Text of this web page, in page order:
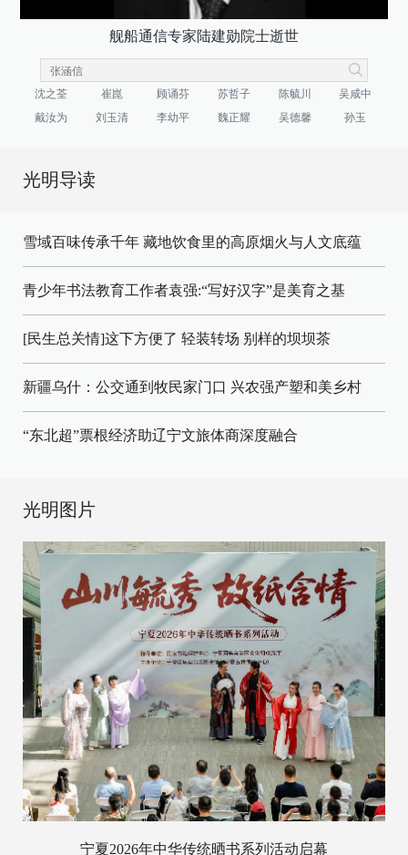
舰船通信专家陆建勋院士逝世
沈之荃 崔崑 顾诵芬 苏哲子 陈毓川
吴咸中
戴汝为
刘玉清 李幼平 魏正耀 吴德馨 孙玉
光明导读
雪域百味传承千年 藏地饮食里的高原烟火与人文底蕴
青少年书法教育工作者袁强:“写好汉字”是美育之基
[民生总关情]这下方便了 轻装转场 别样的坝坝茶
新疆乌什：公交通到牧民家门口 兴农强产塑和美乡村
“东北超”票根经济助辽宁文旅体商深度融合
光明图片
宁夏2026年中华传统晒书系列活动启幕